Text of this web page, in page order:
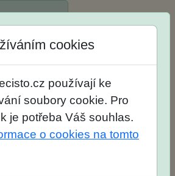
Košík
cookies
používají ke
soubory cookie. Pro
je potřeba Váš souhlas.
o cookies na tomto